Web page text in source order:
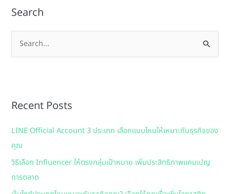
Search
e
c
f
o
r
:
Recent Posts
LINE Official Account 3 ประเภท เลือกแบบไหนให้เหมาะกับธุรกิจของ
คุณ
วิธีเลือก Influencer ให้ตรงกลุ่มเป้าหมาย เพิ่มประสิทธิภาพแคมเปญ
การตลาด